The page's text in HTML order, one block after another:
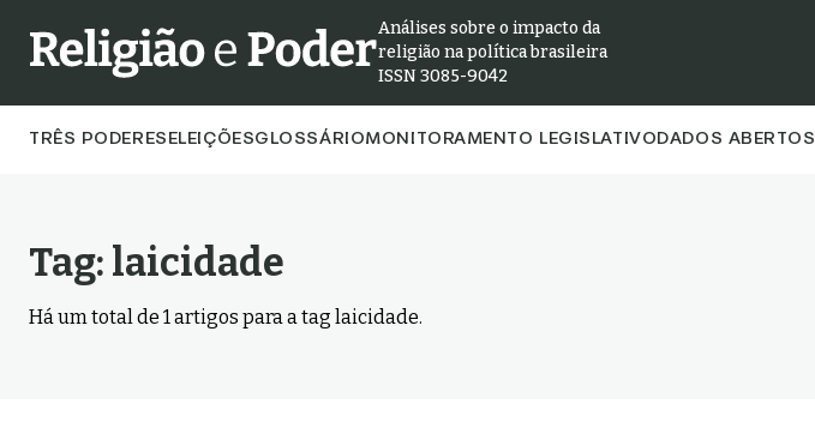
Análises sobre o impacto da
religião na política brasileira
ISSN 3085-9042
TRÊS PODERES ELEIÇÕESGLOSSÁRIOMONITORAMENTO LEGISLATIVO DADOS ABERTOS
Tag: laicidade
Há um total de 1artigos para a tag laicidade.